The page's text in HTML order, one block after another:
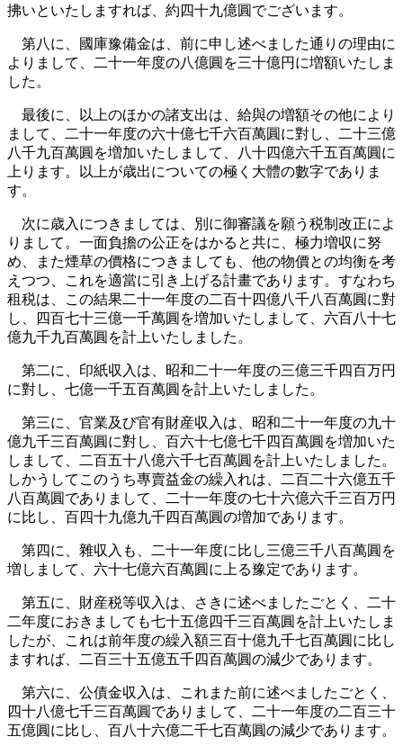
拂いといたしますれば、約四十九億圓でございます。
第八に、國庫豫備金は、前に申し述べました通りの理由に
よりまして、二十一年度の八億圓を三十億円に増額いたしま
した。
最後に、以上のほかの諸支出は、給與の増額その他により
まして、二十一年度の六十億七千六百萬圓に對し、二十三億
八千九百萬圓を増加いたしまして、八十四億六千五百萬圓に
上ります。以上が歳出についての極く大體の數字でありま
す。
次に歳入につきましては、別に御審議を願う税制改正によ
りまして。一面負擔の公正をはかると共に、極力増収に努
め、また煙草の價格につきましても、他の物價との均衡を考
えつつ、これを適當に引き上げる計畫であります。すなわち
租税は、この結果二十一年度の二百十四億八千八百萬圓に對
し、四百七十三億一千萬圓を増加いたしまして、六百八十七
億九千九百萬圓を計上いたしました。
第二に、印紙収入は、昭和二十一年度の三億三千四百万円
に對し、七億一千五百萬圓を計上いたしました。
第三に、官業及び官有財産収入は、昭和二十一年度の九十
億九千三百萬圓に對し、百六十七億七千四百萬圓を増加いた
しまして、二百五十八億六千七百萬圓を計上いたしました。
しかうしてこのうち專賣益金の繰入れは、二百二十六億五千
八百萬圓でありまして、二十一年度の七十六億六千三百万円
に比し、百四十九億九千四百萬圓の増加であります。
第四に、雜収入も、二十一年度に比し三億三千八百萬圓を
増しまして、六十七億六百萬圓に上る豫定であります。
第五に、財産税等収入は、さきに述べましたごとく、二十
二年度におきましても七十五億四千三百萬圓を計上いたしま
したが、これは前年度の繰入額三百十億九千七百萬圓に比し
ますれば、二百三十五億五千四百萬圓の減少であります。
第六に、公債金収入は、これまた前に述べましたごとく、
四十八億七千三百萬圓でありまして、二十一年度の二百三十
五億圓に比し、百八十六億二千七百萬圓の減少であります。